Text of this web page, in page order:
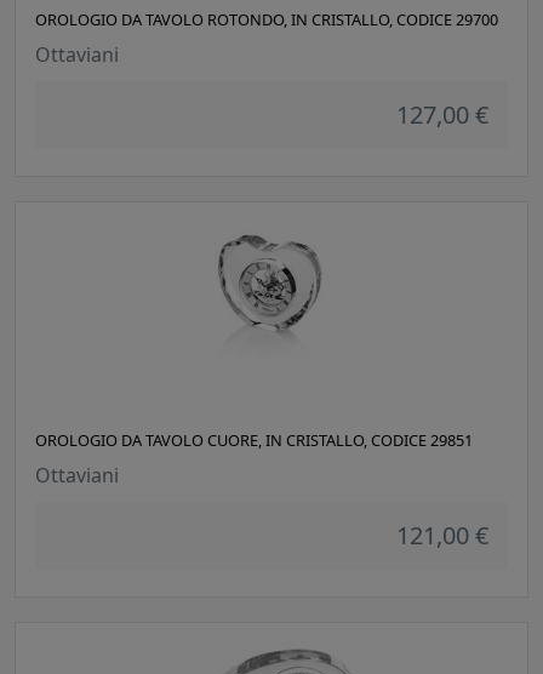
OROLOGIO DA TAVOLO ROTONDO, IN CRISTALLO, CODICE 29700
Ottaviani
127,00 €
OROLOGIO DA TAVOLO CUORE, IN CRISTALLO, CODICE 29851
Ottaviani
121,00 €